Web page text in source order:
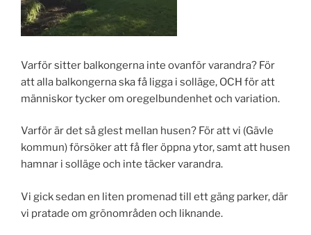
Varför sitter balkongerna inte ovanför varandra? För
att alla balkongerna ska få ligga i solläge, OCH för att
människor tycker om oregelbundenhet och variation.
Varför är det så glest mellan husen? För att vi (Gävle
kommun) försöker att få fler öppna ytor, samt att husen
hamnar i solläge och inte täcker varandra.
Vi gick sedan en liten promenad till ett gäng parker, där
vi pratade om grönområden och liknande.